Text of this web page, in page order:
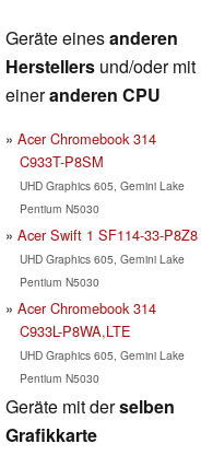
Geräte einesanderen
Herstellers und/oder mit
eineranderen CPU
Acer Chromebook 314
C933T-P8SM
UHD Graphics 605, Gemini Lake
Pentium N5030
Acer Swift 1 SF114-33-P8Z8
UHD Graphics 605, Gemini Lake
Pentium N5030
Acer Chromebook 314
C933L-P8WA,LTE
UHD Graphics 605, Gemini Lake
Pentium N5030
Geräte mit derselben
Grafikkarte